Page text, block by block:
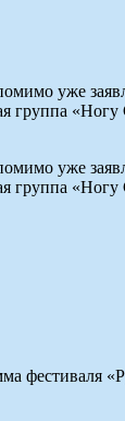
уже
уже